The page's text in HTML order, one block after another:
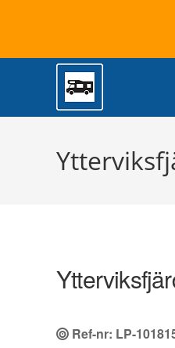
Ref-nr: LP-